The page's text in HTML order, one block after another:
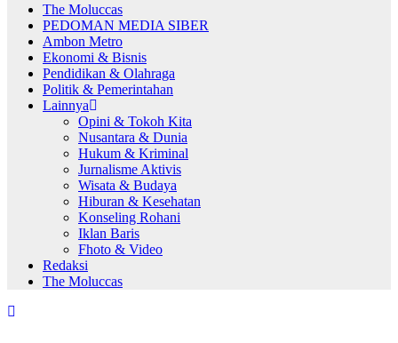
The Moluccas
PEDOMAN MEDIA SIBER
Ambon Metro
Ekonomi & Bisnis
Pendidikan & Olahraga
Politik & Pemerintahan
Lainnya
Opini & Tokoh Kita
Nusantara & Dunia
Hukum & Kriminal
Jurnalisme Aktivis
Wisata & Budaya
Hiburan & Kesehatan
Konseling Rohani
Iklan Baris
Fhoto & Video
Redaksi
The Moluccas